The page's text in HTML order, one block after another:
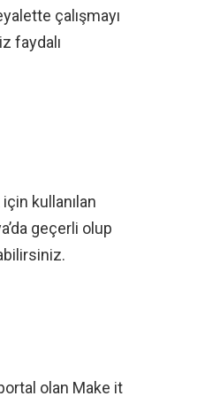
çalışmayı
faydalı
kullanılan
geçerli olup
olan Make it